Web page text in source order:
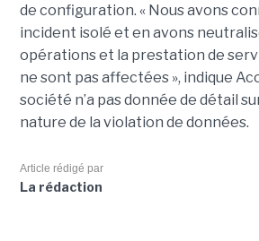
de configuration. « Nous avons
incident isolé et en avons
opérations et la prestation de
ne sont pas affectées », indique
société n’a pas donnée de détail
nature de la violation de données.
Article rédigé par
La rédaction